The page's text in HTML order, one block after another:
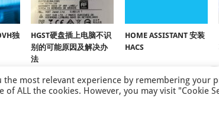
独
HGST硬盘插上电脑不识
别的可能原因及解决办
法
HOME ASSISTANT 安装
HACS
most relevant experience by remembering your
of ALL the cookies. However, you may visit "Cookie